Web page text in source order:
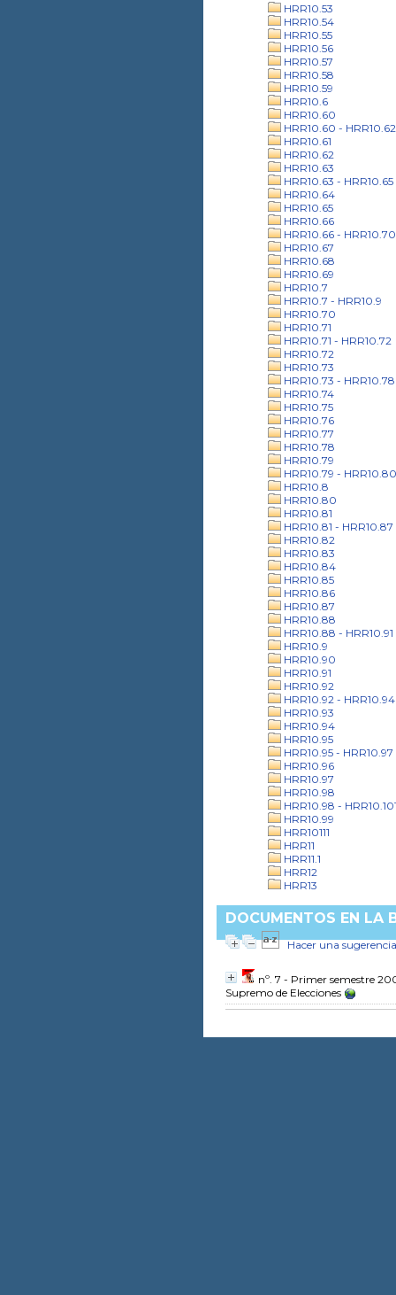
HRR10.53
HRR10.54
HRR10.55
HRR10.56
HRR10.57
HRR10.58
HRR10.59
HRR10.6
HRR10.60
HRR10.60 - HRR10.62
HRR10.61
HRR10.62
HRR10.63
HRR10.63 - HRR10.65
HRR10.64
HRR10.65
HRR10.66
HRR10.66 - HRR10.70
HRR10.67
HRR10.68
HRR10.69
HRR10.7
HRR10.7 - HRR10.9
HRR10.70
HRR10.71
HRR10.71 - HRR10.72
HRR10.72
HRR10.73
HRR10.73 - HRR10.78
HRR10.74
HRR10.75
HRR10.76
HRR10.77
HRR10.78
HRR10.79
HRR10.79 - HRR10.80
HRR10.8
HRR10.80
HRR10.81
HRR10.81 - HRR10.87
HRR10.82
HRR10.83
HRR10.84
HRR10.85
HRR10.86
HRR10.87
HRR10.88
HRR10.88 - HRR10.91
HRR10.9
HRR10.90
HRR10.91
HRR10.92
HRR10.92 - HRR10.94
HRR10.93
HRR10.94
HRR10.95
HRR10.95 - HRR10.97
HRR10.96
HRR10.97
HRR10.98
HRR10.98 -
HRR10.99
HRR10111
HRR11
HRR11.1
HRR12
HRR13
DOCUMENTOS EN LA
Hacer una sugerencia
nº. 7 - Primer semestre
Supremo de Elecciones